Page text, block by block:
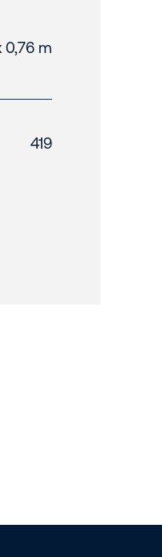
0,76 m
419